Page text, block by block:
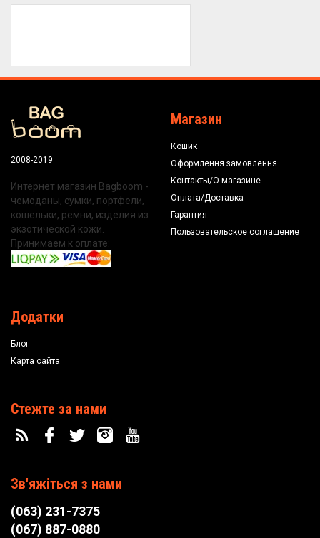
2008-2019
Интернет магазин Bagboom -
чемоданы, сумки, портфели,
кошельки, ремни, изделия из
экзотической кожи.
Принимаем к оплате:
Магазин
Кошик
Оформлення замовлення
Контакты/О магазине
Оплата/Доставка
Гарантия
Пользовательское соглашение
Додатки
Блог
Карта сайта
Стежте за нами
Зв'яжіться з нами
(063) 231-7375
(067) 887-0880